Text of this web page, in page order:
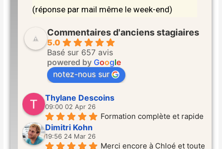
(réponse par mail même le week-end)
Commentaires d'anciens stagiaires
5.0
Basé sur 657 avis
powered by Google
notez-nous sur
Thylane Descoins
09:00 02 Apr 26
Formation complète et rapide
Dimitri Kohn
19:56 24 Mar 26
Merci encore à Chloé et toute